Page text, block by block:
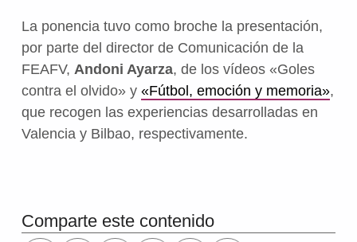
La ponencia tuvo como broche la presentación,
por parte del director de Comunicación de la
FEAFV, Andoni Ayarza, de los vídeos «Goles
contra el olvido» y «Fútbol, emoción y memoria»,
que recogen las experiencias desarrolladas en
Valencia y Bilbao, respectivamente.
Comparte este contenido